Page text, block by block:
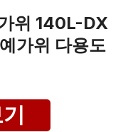
위 140L-DX
가위 다용도